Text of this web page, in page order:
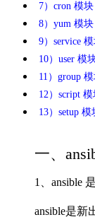
7）cron 模块
8）yum 模块
9）service
10）user 模
11）group
12）script
13）setup 模
一、
1、ansible
ansible是新